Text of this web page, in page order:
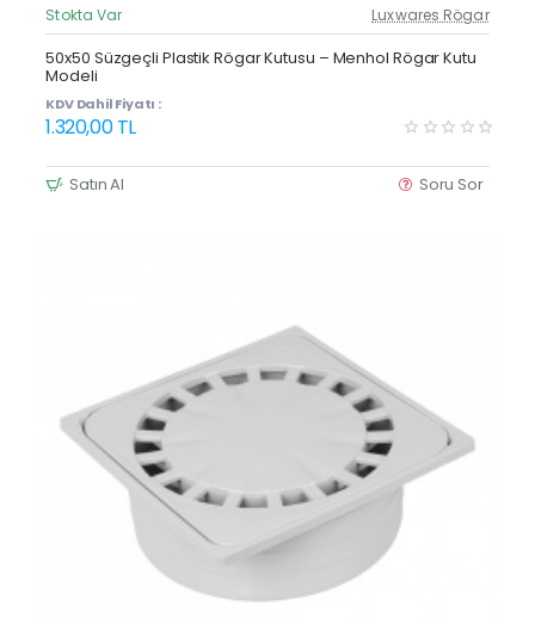
Güncel Fiyat
Yeni Ürün
Stokta Var Luxwares Rögar
50x50 Süzgeçli Plastik Rögar Kutusu – Menhol Rögar Kutu
Modeli
KDV Dahil Fiyatı :
1.320,00 TL
Satın Al Soru Sor